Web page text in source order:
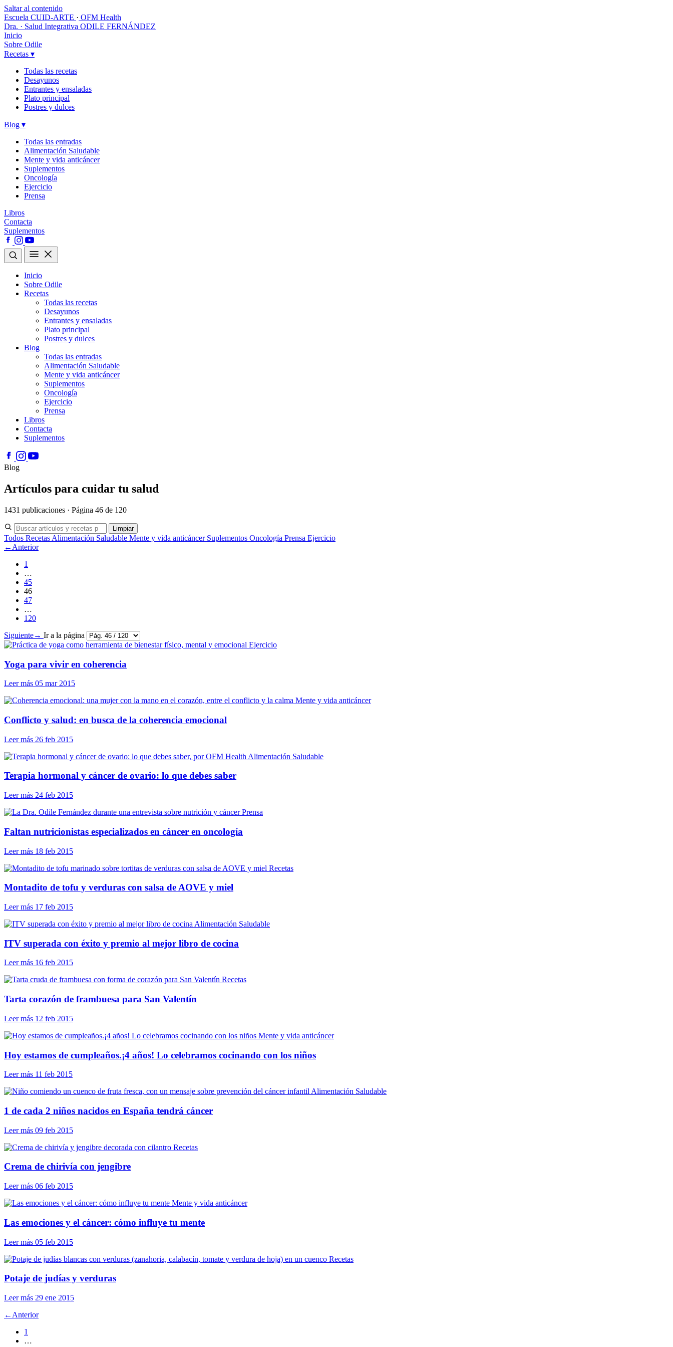
Saltar al contenido
Escuela CUID-ARTE · OFM Health
Dra. · Salud Integrativa ODILE FERNÁNDEZ
Inicio
Sobre Odile
Recetas ▾
Todas las recetas
Desayunos
Entrantes y ensaladas
Plato principal
Postres y dulces
Blog ▾
Todas las entradas
Alimentación Saludable
Mente y vida anticáncer
Suplementos
Oncología
Ejercicio
Prensa
Libros
Contacta
Suplementos
Inicio
Sobre Odile
Recetas
Todas las recetas
Desayunos
Entrantes y ensaladas
Plato principal
Postres y dulces
Blog
Todas las entradas
Alimentación Saludable
Mente y vida anticáncer
Suplementos
Oncología
Ejercicio
Prensa
Libros
Contacta
Suplementos
Blog
Artículos para cuidar tu salud
1431 publicaciones · Página 46 de 120
Limpiar
Todos Recetas Alimentación Saludable Mente y vida anticáncer Suplementos Oncología Prensa Ejercicio
← Anterior
1
…
45
46
47
…
120
Siguiente→ Ir a la página
Ejercicio
Yoga para vivir en coherencia
Leer más 05 mar 2015
Mente y vida anticáncer
Conflicto y salud: en busca de la coherencia emocional
Leer más 26 feb 2015
Alimentación Saludable
Terapia hormonal y cáncer de ovario: lo que debes saber
Leer más 24 feb 2015
Prensa
Faltan nutricionistas especializados en cáncer en oncología
Leer más 18 feb 2015
Recetas
Montadito de tofu y verduras con salsa de AOVE y miel
Leer más 17 feb 2015
Alimentación Saludable
ITV superada con éxito y premio al mejor libro de cocina
Leer más 16 feb 2015
Recetas
Tarta corazón de frambuesa para San Valentín
Leer más 12 feb 2015
Mente y vida anticáncer
Hoy estamos de cumpleaños.¡4 años! Lo celebramos cocinando con los niños
Leer más 11 feb 2015
Alimentación Saludable
1 de cada 2 niños nacidos en España tendrá cáncer
Leer más 09 feb 2015
Recetas
Crema de chirivía con jengibre
Leer más 06 feb 2015
Mente y vida anticáncer
Las emociones y el cáncer: cómo influye tu mente
Leer más 05 feb 2015
Recetas
Potaje de judías y verduras
Leer más 29 ene 2015
← Anterior
1
…